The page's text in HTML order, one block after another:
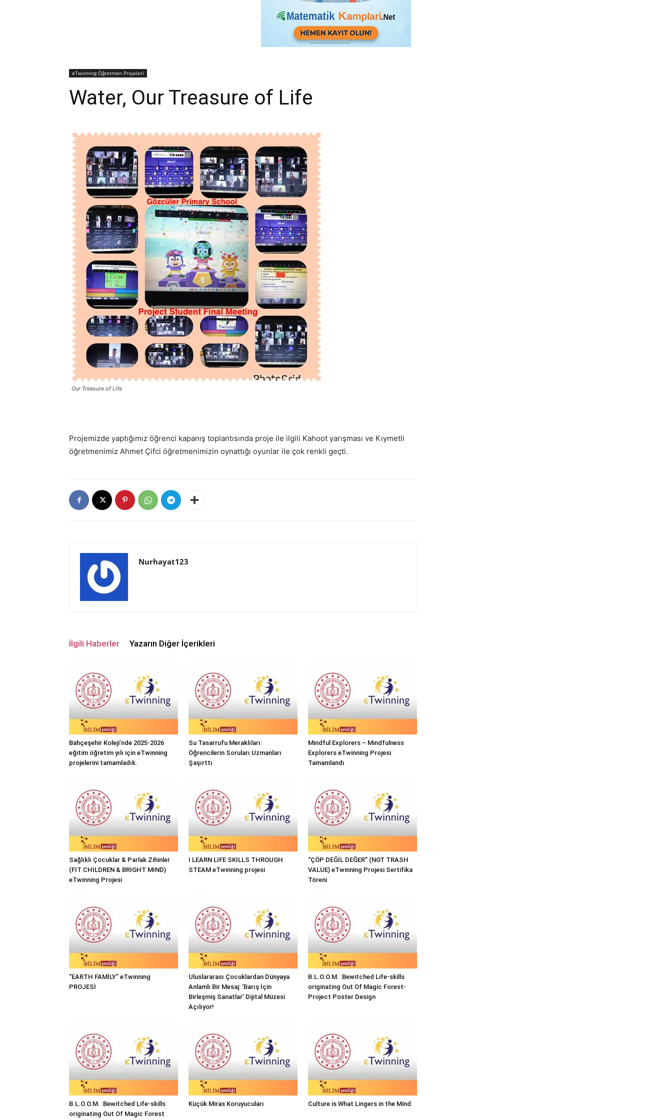
eTwinning Öğretmen Projeleri
Water, Our Treasure of Life
Our Treasure of Life
Projemizde yaptığımız öğrenci kapanış toplantısında proje ile ilgili Kahoot yarışması ve Kıymetli
öğretmenimiz Ahmet Çifci öğretmenimizin oynattığı oyunlar ile çok renkli geçti.
Nurhayat123
İlgili Haberler Yazarın Diğer İçerikleri
Bahçeşehir Koleji’nde 2025-2026
eğitim öğretim yılı için eTwinning
projelerini tamamladık.
Su Tasarrufu Meraklıları:
Öğrencilerin Soruları Uzmanları
Şaşırttı
Mindful Explorers – Mindfulness
Explorers eTwinning Projesi
Tamamlandı
Sağlıklı Çocuklar & Parlak Zihinler
(FIT CHILDREN & BRIGHT MIND)
eTwinning Projesi
I LEARN LIFE SKILLS THROUGH
STEAM eTwinning projesi
“ÇÖP DEĞİL DEĞER” (NOT TRASH
VALUE) eTwinning Projesi Sertifika
Töreni
“EARTH FAMİLY” eTwinning
PROJESİ
Uluslararası Çocuklardan Dünyaya
Anlamlı Bir Mesaj: ‘Barış İçin
Birleşmiş Sanatlar’ Dijital Müzesi
Açılıyor!
B.L.O.O.M. :Bewitched Life-skills
originating Out Of Magic Forest-
Project Poster Design
B.L.O.O.M. :Bewitched Life-skills
originating Out Of Magic Forest
Küçük Miras Koruyucuları Culture is What Lingers in the Mind